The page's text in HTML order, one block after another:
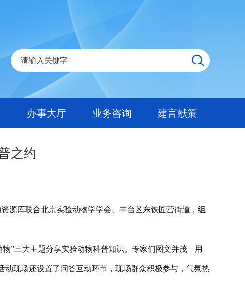
办事大厅 业务咨询 建言献策
之约
源库联合北京实验动物学学会、丰台区东铁匠营街道，组
”三大主题分享实验动物科普知识。专家们图文并茂，用
现场还设置了问答互动环节，现场群众积极参与，气氛热